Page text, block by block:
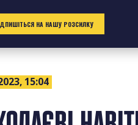
НА НАШУ РОЗСИЛКУ
15:04